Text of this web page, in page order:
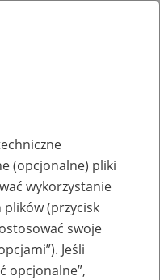
(opcjonalne) pliki
wykorzystanie
plików (przycisk
swoje
Jeśli
opcjonalne”,